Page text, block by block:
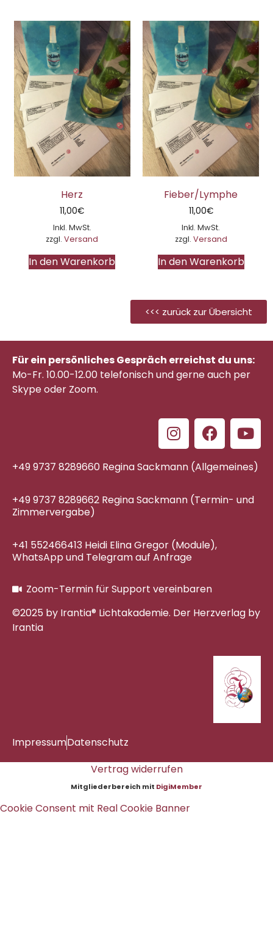
Herz
11,00€
Inkl. MwSt.
zzgl.Versand
In den Warenkorb
Fieber/Lymphe
11,00€
Inkl. MwSt.
zzgl. Versand
In den Warenkorb
<<< zurück zur Übersicht
Für ein persönliches Gespräch erreichst du uns:
Mo-Fr. 10.00-12.00 telefonischund gerne auch per
Skype oder Zoom.
+49 9737 8289660 Regina Sackmann (Allgemeines)
+49 9737 8289662 Regina Sackmann (Termin- und
Zimmervergabe)
+41 552466413 Heidi Elina Gregor (Module),
WhatsApp und Telegram auf Anfrage
Zoom-Termin für Support vereinbaren
©2025 by Irantia® Lichtakademie. Der Herzverlag by
Irantia
ImpressumDatenschutz
Vertrag widerrufen
Mitgliederbereich mit DigiMember
Cookie Consent mit Real Cookie Banner